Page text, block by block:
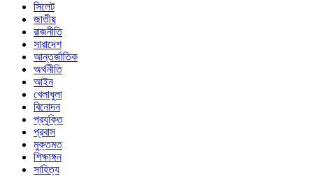
সিলেট
জাতীয়
রাজনীতি
সারাদেশ
আন্তর্জাতিক
অর্থনীতি
আইন
খেলাধুলা
বিনোদন
প্রযুক্তি
প্রবাস
মুক্তমত
শিক্ষাঙ্গন
সাহিত্য